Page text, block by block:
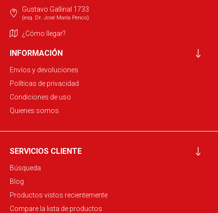
Gustavo Gallinal 1733
(esq. Dr. José María Penco)
¿Cómo llegar?
INFORMACIÓN
Envíos y devoluciones
Políticas de privacidad
Condiciones de uso
Quienes somos
SERVICIOS CLIENTE
Búsqueda
Blog
Productos vistos recientemente
Compare la lista de productos